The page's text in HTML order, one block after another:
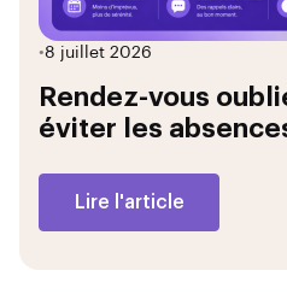
•8 juillet 2026
Rendez-vous
éviter les
Lire l'article